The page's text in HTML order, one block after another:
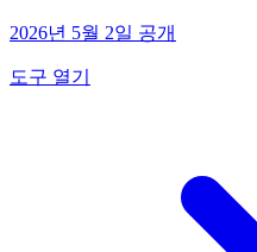
2026년 5월 2일 공개
도구 열기